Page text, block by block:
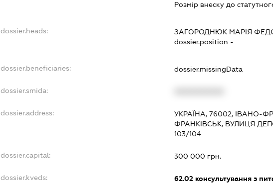
Розмір внеску до
dossier.heads: ЗАГОРОДНЮК МАРІЯ
dossier.position -
dossier.beneficiaries: dossier.missingData
dossier.smida:
dossier.address:
УКРАЇНА, 76002, ІВАНО-
ФРАНКІВСЬК, ВУЛИЦЯ
103/104
dossier.capital: 300 000 грн.
dossier.kveds: 62.02консультування з